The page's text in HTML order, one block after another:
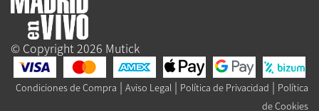
© Copyright 2026 Mutick
Condiciones de Compra | Aviso Legal | Política de Privacidad | Política
de Cookies